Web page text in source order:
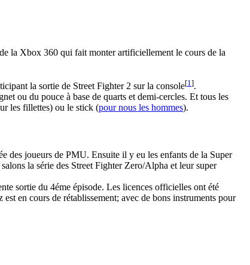
la Xbox 360 qui fait monter artificiellement le cours de la
la sortie de Street Fighter 2 sur la console[1].
ou du pouce à base de quarts et demi-cercles. Et tous les
les fillettes) ou le stick (pour nous les hommes).
des joueurs de PMU. Ensuite il y eu les enfants de la Super
la série des Street Fighter Zero/Alpha et leur super
sortie du 4éme épisode. Les licences officielles ont été
en cours de rétablissement; avec de bons instruments pour